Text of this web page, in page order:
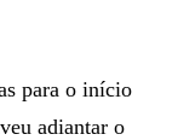
para o início
adiantar o